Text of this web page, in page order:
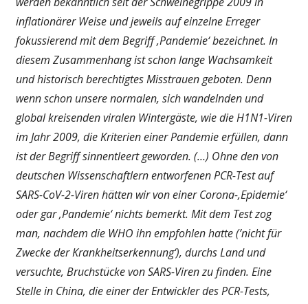
inflationärer Weise und jeweils auf einzelne Erreger
fokussierend mit dem Begriff ‚Pandemie‘ bezeichnet. In
diesem Zusammenhang ist schon lange Wachsamkeit
und historisch berechtigtes Misstrauen geboten. Denn
wenn schon unsere normalen, sich wandelnden und
global kreisenden viralen Wintergäste, wie die H1N1-Viren
im Jahr 2009, die Kriterien einer Pandemie erfüllen, dann
ist der Begriff sinnentleert geworden. (…) Ohne den von
deutschen Wissenschaftlern entworfenen PCR-Test auf
SARS-CoV-2-Viren hätten wir von einer Corona-‚Epidemie‘
oder gar ‚Pandemie‘ nichts bemerkt. Mit dem Test zog
man, nachdem die WHO ihn empfohlen hatte (’nicht für
Zwecke der Krankheitserkennung‘), durchs Land und
versuchte, Bruchstücke von SARS-Viren zu finden. Eine
Stelle in China, die einer der Entwickler des PCR-Tests,